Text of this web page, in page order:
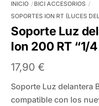
INICIO
BICI ACCESORIOS
SOPORTES ION RT (LUCES
Soporte Luz
Ion 200 RT “1/
17,90€
Soporte Luz delantera
compatible con los